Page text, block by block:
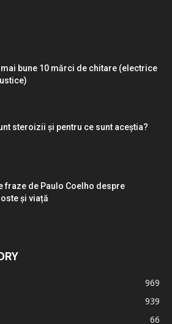
mai bune 10 mărci de chitare (electrice
steroizii și pentru ce sunt aceștia?
fraze de Paulo Coelho despre
și viață
969
939
66